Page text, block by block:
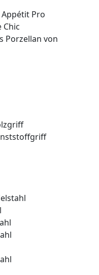
Pro
Chic
Porzellan von